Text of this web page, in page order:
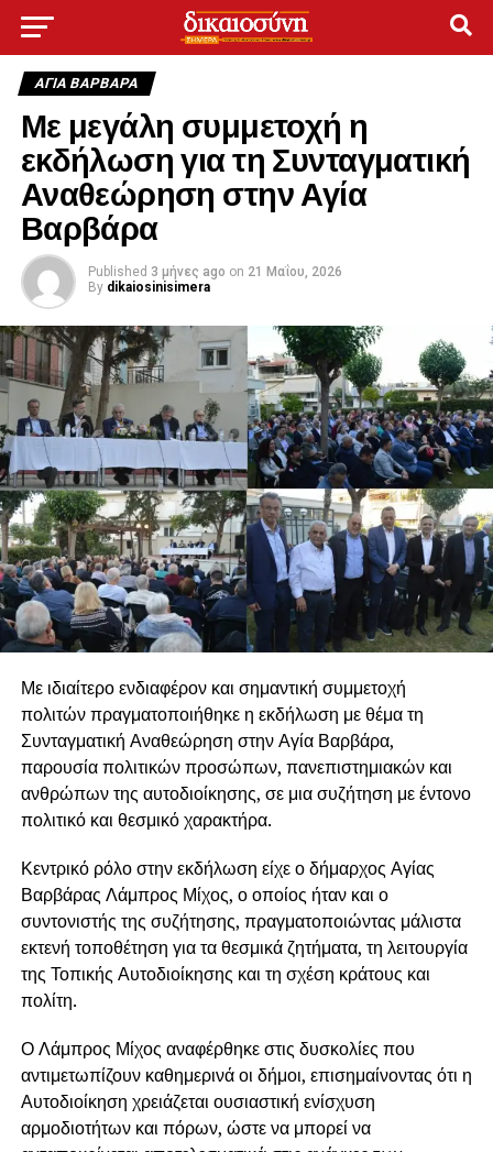
ΑΓΙΑ ΒΑΡΒΑΡΑ
Με μεγάλη συμμετοχή η
εκδήλωση για τη Συνταγματική
Αναθεώρηση στην Αγία
Βαρβάρα
Published 3 μήνες ago on 21 Μαΐου, 2026
By dikaiosinisimera
Με ιδιαίτερο ενδιαφέρον και σημαντική συμμετοχή
πολιτών πραγματοποιήθηκε η εκδήλωση με θέμα τη
Συνταγματική Αναθεώρηση στην Αγία Βαρβάρα,
παρουσία πολιτικών προσώπων, πανεπιστημιακών και
ανθρώπων της αυτοδιοίκησης, σε μια συζήτηση με έντονο
πολιτικό και θεσμικό χαρακτήρα.
Κεντρικό ρόλο στην εκδήλωση είχε ο δήμαρχος Αγίας
Βαρβάρας Λάμπρος Μίχος, ο οποίος ήταν και ο
συντονιστής της συζήτησης, πραγματοποιώντας μάλιστα
εκτενή τοποθέτηση για τα θεσμικά ζητήματα, τη λειτουργία
της Τοπικής Αυτοδιοίκησης και τη σχέση κράτους και
πολίτη.
Ο Λάμπρος Μίχος αναφέρθηκε στις δυσκολίες που
αντιμετωπίζουν καθημερινά οι δήμοι, επισημαίνοντας ότι η
Αυτοδιοίκηση χρειάζεται ουσιαστική ενίσχυση
αρμοδιοτήτων και πόρων, ώστε να μπορεί να